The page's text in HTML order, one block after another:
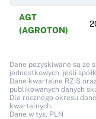
AGT
(AGROTON)
Dane pozyskiwane są ze
jednostkowych, jeśli
Dane kwartalne RZiS
publikowanych danych
Dla rocznego okresu
kwartalnych.
Dane w tys. PLN